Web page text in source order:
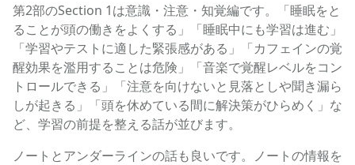
第2部のSection 1は意識・注意・知覚編です。「睡眠をと
ることが頭の働きをよくする」「睡眠中にも学習は進む」
「学習やテストに適した緊張感がある」「カフェインの覚
醒効果を濫用することは危険」「音楽で覚醒レベルをコン
トロールできる」「注意を向けないと見落としや聞き漏ら
しが起きる」「頭を休めている間に解決策がひらめく」な
ど、学習の前提を整える話が並びます。
ノートとアンダーラインの話も良いです。ノートの情報を